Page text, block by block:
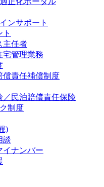
ンサポート
主任者
管理業務
償責任補償制度
民泊賠償責任保険
制度
)
談
イナンバー